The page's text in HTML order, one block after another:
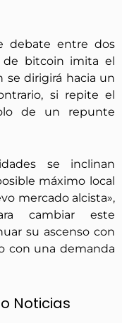
debate entre dos
de bitcoin imita el
se dirigirá hacia un
si repite el
de un repunte
se inclinan
máximo local
mercado alcista»,
cambiar este
su ascenso con
con una demanda
Noticias